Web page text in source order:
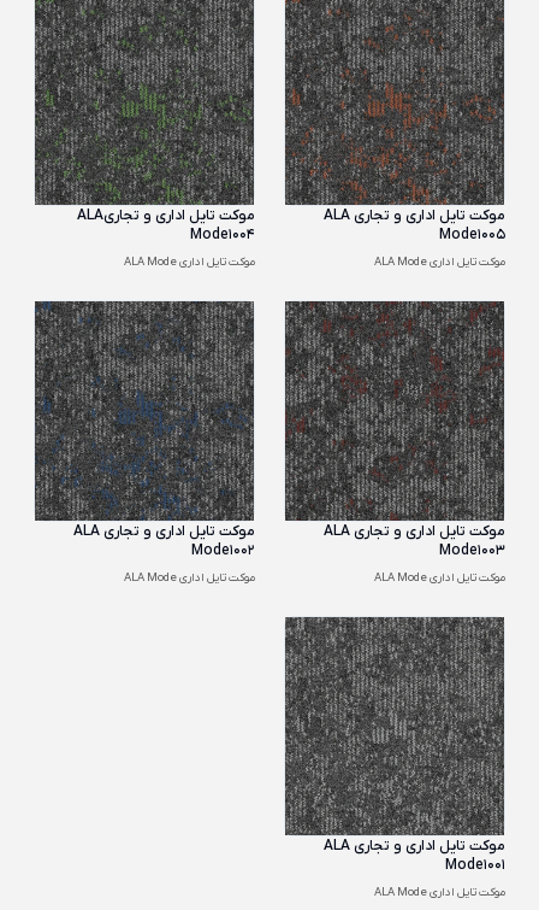
موکت تایل اداری و تجاری ALA
Mode1005
موکت تایل اداری ALA Mode
موکت تایل اداری و تجاریALA
Mode1004
موکت تایل اداری ALA Mode
موکت تایل اداری و تجاری ALA
Mode1003
موکت تایل اداری ALA Mode
موکت تایل اداری و تجاری ALA
Mode1002
موکت تایل اداری ALA Mode
موکت تایل اداری و تجاری ALA
Mode1001
موکت تایل اداری ALA Mode